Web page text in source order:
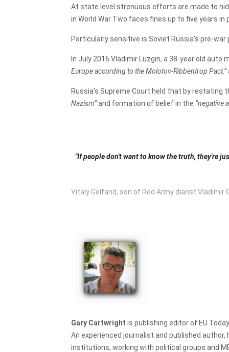
At state level strenuous efforts are made to
in World War Two faces fines up to five years in
Particularly sensitive is Soviet Russia's pre-
In July 2016 Vladimir Luzgin, a 38-year old
Europe according to the Molotov-Ribbentrop Pact,”
Russia's Supreme Court held that by restating
Nazism”and formation of belief in the “negative
"If people don't want to know the truth, they're
Vitaly Gelfand, son of Red Army diarist Vladimir
Gary Cartwright is publishing editor of EU
An experienced journalist and published
institutions, working with political groups and